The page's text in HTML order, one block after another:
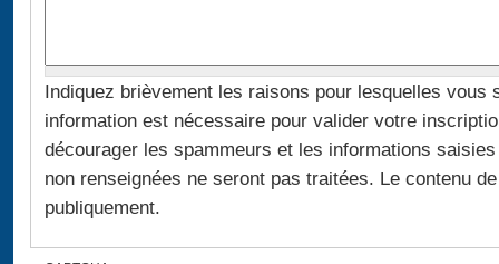
Indiquez brièvement les raisons pour lesquelles vous
information est nécessaire pour valider votre
décourager les spammeurs et les informations
non renseignées ne seront pas traitées. Le contenu de ce champ ne sera pas montré
publiquement.